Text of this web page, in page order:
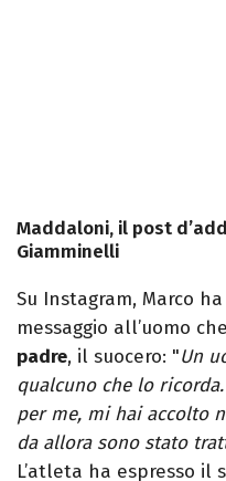
Maddaloni, il post
Giamminelli
Su Instagram, Marco
messaggio all’uomo
padre, il suocero: "Un
qualcuno che lo
per me, mi hai accolto
da allora sono stato
L’atleta ha espresso